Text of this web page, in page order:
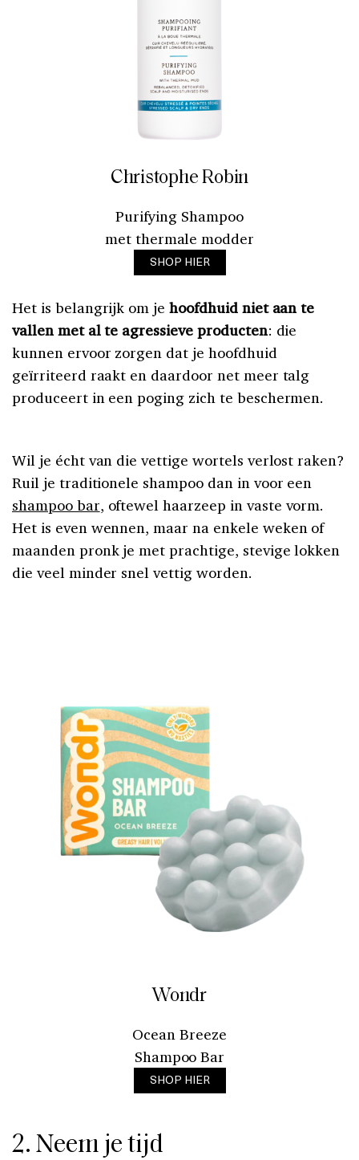
Christophe Robin
Purifying Shampoo
met thermale modder
SHOP HIER
Het is belangrijk om jehoofdhuid niet aan te
vallen met al te agressieve producten: die
kunnen ervoor zorgen dat je hoofdhuid
geïrriteerd raakt en daardoor net meer talg
produceert in een poging zich te beschermen.
Wil je écht van die vettige wortels verlost raken?
Ruil je traditionele shampoo dan in voor een
shampoo bar, oftewel haarzeep in vaste vorm.
Het is even wennen, maar na enkele weken of
maanden pronk je met prachtige, stevige lokken
die veel minder snel vettig worden.
Wondr
Ocean Breeze
Shampoo Bar
SHOP HIER
2. Neem je tijd